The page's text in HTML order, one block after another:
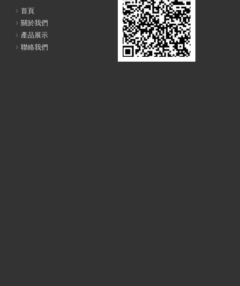
首頁
關於我們
產品展示
聯絡我們